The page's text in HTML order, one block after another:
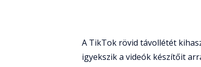
A TikTok rövid távollétét
igyekszik a videók készítőit